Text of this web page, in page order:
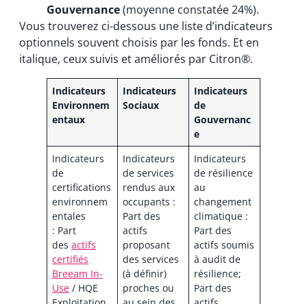
Gouvernance(moyenne constatée 24%).
Vous trouverez ci-dessous une liste d’indicateurs
optionnels souvent choisis par les fonds. Et en
italique, ceux suivis et améliorés par Citron®.
Indicateurs
Environnem
entaux
Indicateurs
Sociaux
Indicateurs
de
Gouvernanc
e
Indicateurs
de
certifications
environnem
entales
: Part
desactifs
certifiés
Breeam In-
Use / HQE
Indicateurs
de services
rendus aux
occupants :
Part des
actifs
proposant
des services
(à définir)
proches ou
Indicateurs
de résilience
au
changement
climatique :
Part des
actifs soumis
à audit de
résilience;
Part des